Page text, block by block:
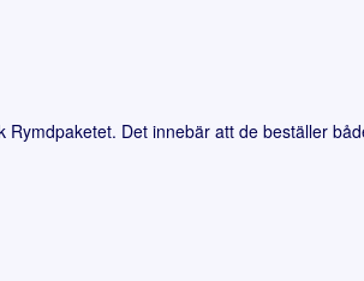
Det innebär att de beställer